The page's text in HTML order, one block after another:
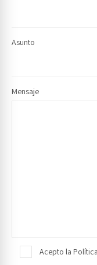
Asunto
Mensaje
Acepto la